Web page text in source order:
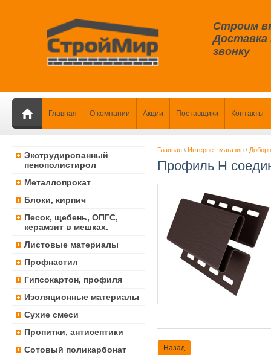
Строим
Доставка
звонку
Главная О компании Акции Поставщики Контакты
Экструдированный
пенополистирол
Металлопрокат
Блоки, кирпич
Песок, щебень, ОПГС,
керамзит в мешках.
Листовые материалы
Профнастил
Гипсокартон, профиля
Изоляционные материалы
Сухие смеси
Пропитки, антисептики
Сотовый поликарбонат
Главная \ Интернет-магазин \
Профиль Н
Назад